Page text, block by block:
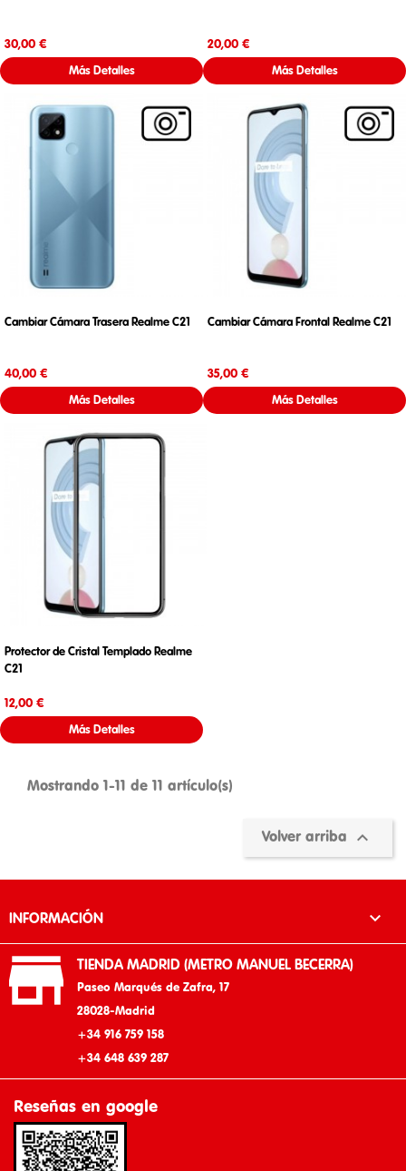
30,00 €
Más Detalles
20,00 €
Más Detalles
Cambiar Cámara Trasera Realme C21
40,00 €
Más Detalles
Cambiar Cámara Frontal Realme C21
35,00 €
Más Detalles
Protector de Cristal Templado Realme
C21
12,00 €
Más Detalles
Mostrando 1-11 de 11 artículo(s)
Volver arriba 
INFORMACIÓN 
 TIENDA MADRID (METRO MANUEL BECERRA)
Paseo Marqués de Zafra, 17
28028-Madrid
+34 916 759 158
+34 648 639 287
Reseñas en google